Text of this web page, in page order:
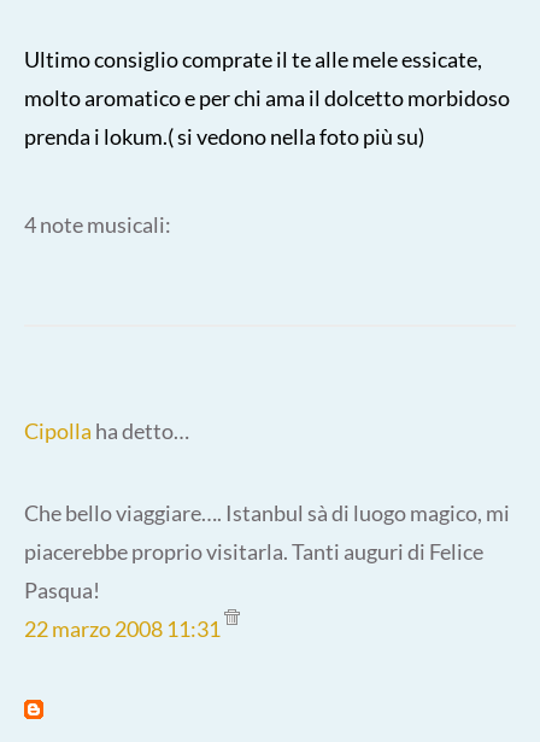
Ultimo consiglio comprate il te alle mele essicate,
molto aromatico e per chi ama il dolcetto morbidoso
prenda i lokum.( si vedono nella foto più su)
4 note musicali:
Cipolla ha detto…
Che bello viaggiare…. Istanbul sà di luogo magico, mi
piacerebbe proprio visitarla. Tanti auguri di Felice
Pasqua!
22 marzo 2008 11:31